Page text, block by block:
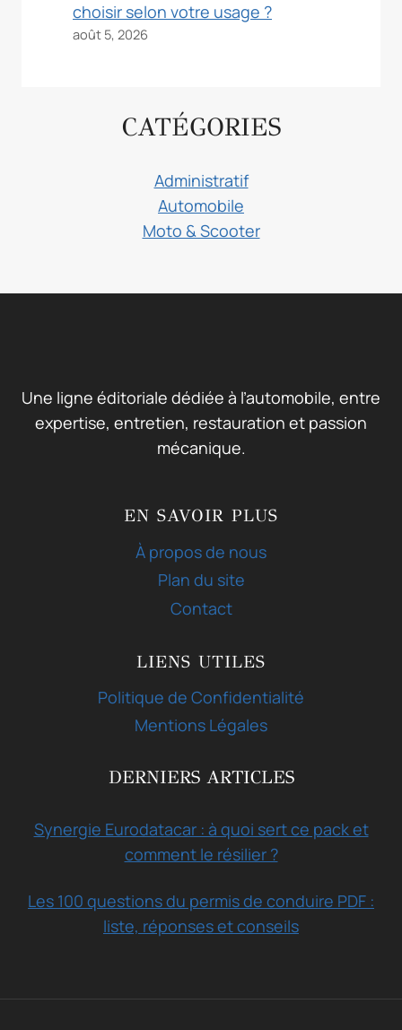
choisir selon votre usage ?
août 5, 2026
CATÉGORIES
Administratif
Automobile
Moto & Scooter
Une ligne éditoriale dédiée à l’automobile, entre
expertise, entretien, restauration et passion
mécanique.
EN SAVOIR PLUS
À propos de nous
Plan du site
Contact
LIENS UTILES
Politique de Confidentialité
Mentions Légales
DERNIERS ARTICLES
Synergie Eurodatacar : à quoi sert ce pack et
comment le résilier ?
Les 100 questions du permis de conduire PDF :
liste, réponses et conseils